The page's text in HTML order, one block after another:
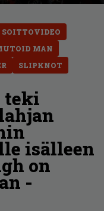
SOITTOVIDEO
MAN
SLIPKNOT
teki
isälleen
on
-